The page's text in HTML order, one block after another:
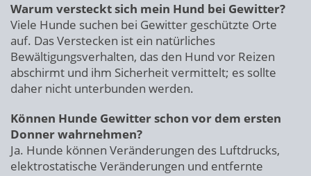
Warum versteckt sich mein Hund bei Gewitter?
Viele Hunde suchen bei Gewitter geschützte Orte
auf. Das Verstecken ist ein natürliches
Bewältigungsverhalten, das den Hund vor Reizen
abschirmt und ihm Sicherheit vermittelt; es sollte
daher nicht unterbunden werden.
Können Hunde Gewitter schon vor dem ersten
Donner wahrnehmen?
Ja. Hunde können Veränderungen des Luftdrucks,
elektrostatische Veränderungen und entfernte